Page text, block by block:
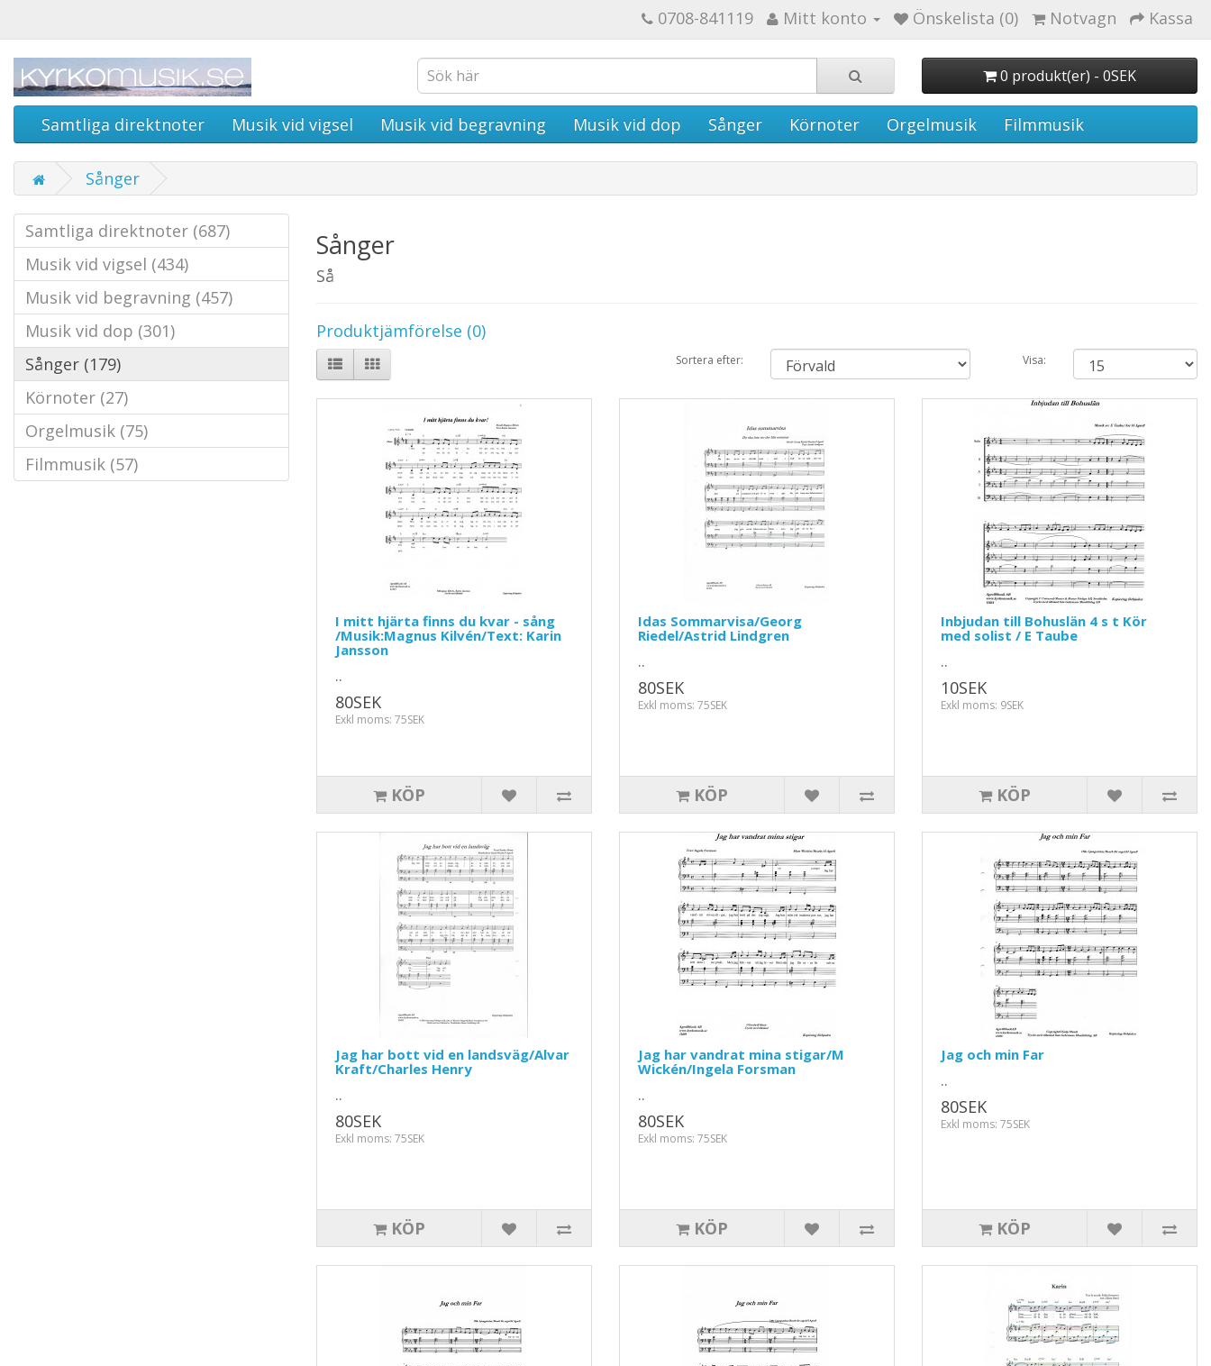
0708-841119 Mitt konto Önskelista (0) Notvagn Kassa
0 produkt(er) - 0SEK
Samtliga direktnoter Musik vid vigsel Musik vid begravning Musik vid dop Sånger Körnoter Orgelmusik Filmmusik
Sånger
Samtliga direktnoter (687)
Musik vid vigsel (434)
Musik vid begravning (457)
Musik vid dop (301)
Sånger (179)
Körnoter (27)
Orgelmusik (75)
Filmmusik (57)
Sånger
Så
Produktjämförelse (0)
Sortera efter: Visa:
I mitt hjärta finns du kvar - sång
/Musik:Magnus Kilvén/Text: Karin
Jansson
..
80SEK
Exkl moms: 75SEK
KÖP
Idas Sommarvisa/Georg
Riedel/Astrid Lindgren
..
80SEK
Exkl moms: 75SEK
KÖP
Inbjudan till Bohuslän 4 s t Kör
med solist / E Taube
..
10SEK
Exkl moms: 9SEK
KÖP
Jag har bott vid en landsväg/Alvar
Kraft/Charles Henry
..
80SEK
Exkl moms: 75SEK
KÖP
Jag har vandrat mina stigar/M
Wickén/Ingela Forsman
..
80SEK
Exkl moms: 75SEK
KÖP
Jag och min Far
..
80SEK
Exkl moms: 75SEK
KÖP